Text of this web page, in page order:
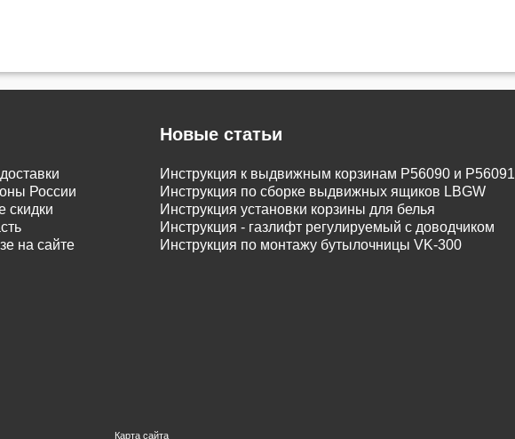
России
скидки
на сайте
Новые статьи
Инструкция к выдвижным корзинам P56090 и P56091
Инструкция по сборке выдвижных ящиков LBGW
Инструкция установки корзины для белья
Инструкция - газлифт регулируемый с доводчиком
Инструкция по монтажу бутылочницы VK-300
Карта сайта